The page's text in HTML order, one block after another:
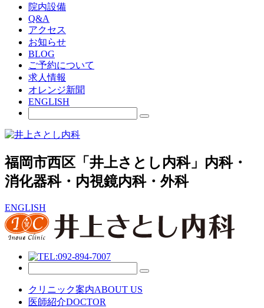
院内設備
Q&A
アクセス
お知らせ
BLOG
ご予約について
求人情報
オレンジ新聞
ENGLISH
福岡市西区「井上さとし内科」内科・
消化器科・内視鏡内科・外科
ENGLISH
クリニック案内ABOUT US
医師紹介DOCTOR